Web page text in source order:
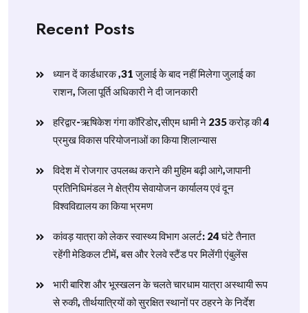
Recent Posts
ध्यान दें कार्डधारक ,31 जुलाई के बाद नहीं मिलेगा जुलाई का
राशन, जिला पूर्ति अधिकारी ने दी जानकारी
हरिद्वार-ऋषिकेश गंगा कॉरिडोर,सीएम धामी ने 235 करोड़ की 4
प्रमुख विकास परियोजनाओं का किया शिलान्यास
विदेश में रोजगार उपलब्ध कराने की मुहिम बढ़ी आगे,जापानी
प्रतिनिधिमंडल ने क्षेत्रीय सेवायोजन कार्यालय एवं दून
विश्वविद्यालय का किया भ्रमण
​कांवड़ यात्रा को लेकर स्वास्थ्य विभाग अलर्ट: 24 घंटे तैनात
रहेंगी मेडिकल टीमें, बस और रेलवे स्टैंड पर मिलेंगी एंबुलेंस
​भारी बारिश और भूस्खलन के चलते चारधाम यात्रा अस्थायी रूप
से रुकी, तीर्थयात्रियों को सुरक्षित स्थानों पर ठहरने के निर्देश